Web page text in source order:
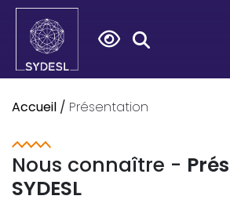
Search
for:
Accueil / Présentation
Nous connaître -
SYDESL